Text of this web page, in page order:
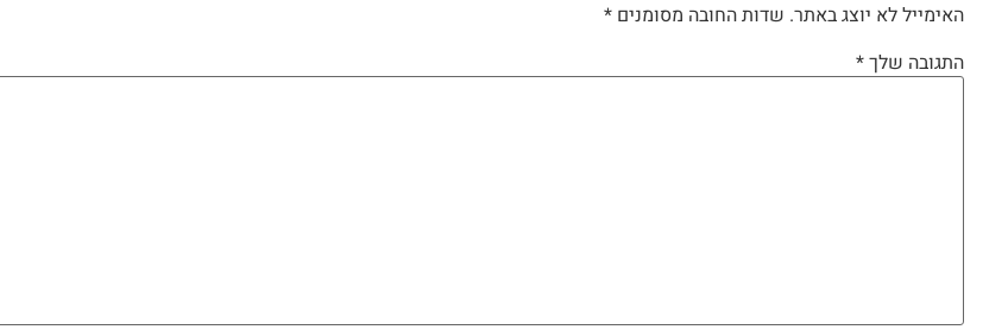
האימייל לא יוצג באתר. שדות החובה מסומנים *
התגובה שלך*